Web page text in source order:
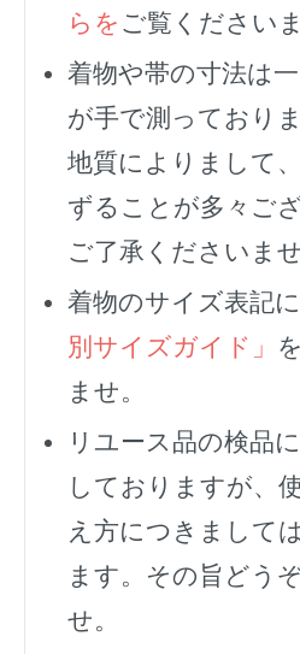
らを ご覧くださいま
着物や帯の寸法は
が手で測っており
地質によりまして
ずることが多々ご
ご了承くださいませ
着物のサイズ表記
別サイズガイド」
ませ。
リユース品の検品
しておりますが、
え方につきまして
ます。その旨どう
せ。